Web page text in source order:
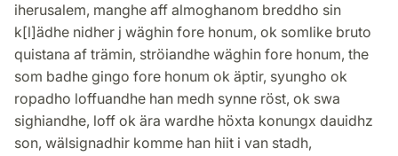
iherusalem, manghe aff almoghanom breddho sin
k[l]ädhe nidher j wäghin fore honum, ok somlike bruto
quistana af trämin, ströiandhe wäghin fore honum, the
som badhe gingo fore honum ok äptir, syungho ok
ropadho loffuandhe han medh synne röst, ok swa
sighiandhe, loff ok ära wardhe höxta konungx dauidhz
son, wälsignadhir komme han hiit i van stadh,